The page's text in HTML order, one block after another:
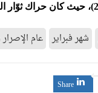
الثورة فبراير من هذا العام
شهر فبراير عام
Share